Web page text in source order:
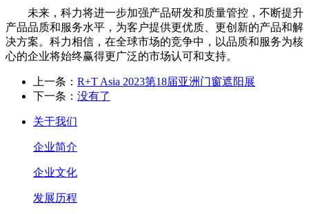
未来，科力将进一步加强产品研发和质量管控，不断提升
产品品质和服务水平，为客户提供更优质、更创新的产品和解
决方案。科力相信，在全球市场的竞争中，以品质和服务为核
心的企业将始终赢得更广泛的市场认可和支持。
上一条： R+T Asia 2023第18届亚洲门窗遮阳展
下一条： 没有了
关于我们
企业简介
企业文化
发展历程